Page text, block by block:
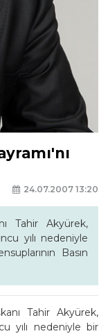
24.07.2007 13:20
Tahir Akyürek,
yılı nedeniyle
Basın
Tahir Akyürek,
yılı nedeniyle bir